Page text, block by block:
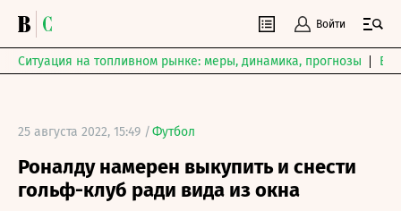
Войти
Ситуация на топливном рынке: меры, динамика, прогнозы
25 августа 2022, 15:49 /Футбол
Роналду намерен выкупить и снести
гольф-клуб ради вида из окна